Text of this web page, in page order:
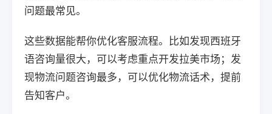
问题最常见。
这些数据能帮你优化客服流程。比如发现西班牙
语咨询量很大，可以考虑重点开发拉美市场；发
现物流问题咨询最多，可以优化物流话术，提前
告知客户。